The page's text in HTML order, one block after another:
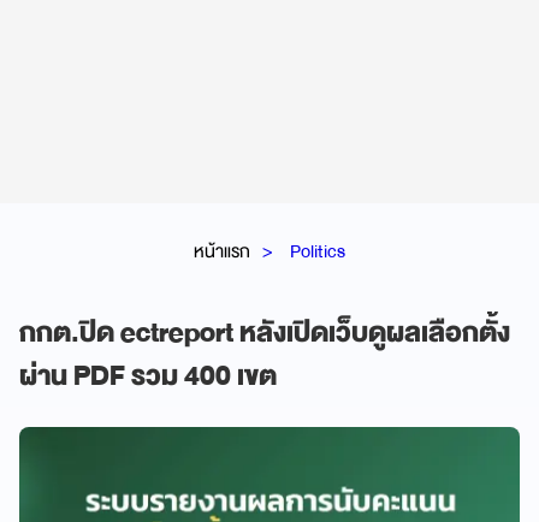
หน้าแรก Politics
กกต.ปิด ectreport หลังเปิดเว็บดูผลเลือกตั้ง
ผ่าน PDF รวม 400 เขต